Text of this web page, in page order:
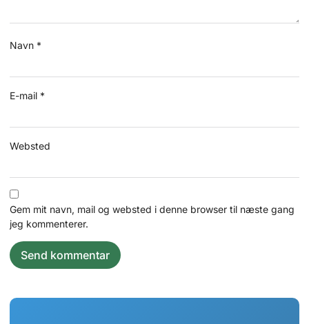
Navn *
E-mail *
Websted
Gem mit navn, mail og websted i denne browser til næste gang
jeg kommenterer.